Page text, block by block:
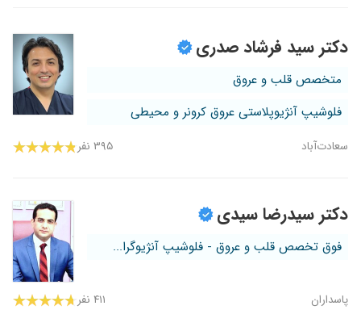
دکتر سید فرشاد صدری
متخصص قلب و عروق
فلوشیپ آنژیوپلاستی عروق کرونر و محیطی
سعادت‌آباد ۳۹۵ نفر
دکتر سیدرضا سیدی
فوق تخصص قلب و عروق - فلوشیپ آنژیوگرا...
پاسداران ۴۱۱ نفر